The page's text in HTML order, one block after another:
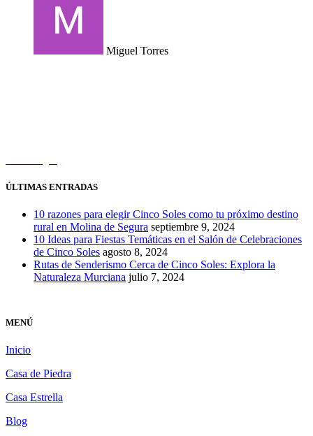
Miguel Torres
ÚLTIMAS ENTRADAS
10 razones para elegir Cinco Soles como tu próximo destino
rural en Molina de Segura septiembre 9, 2024
10 Ideas para Fiestas Temáticas en el Salón de Celebraciones
de Cinco Soles agosto 8, 2024
Rutas de Senderismo Cerca de Cinco Soles: Explora la
Naturaleza Murciana julio 7, 2024
MENÚ
Inicio
Casa de Piedra
Casa Estrella
Blog